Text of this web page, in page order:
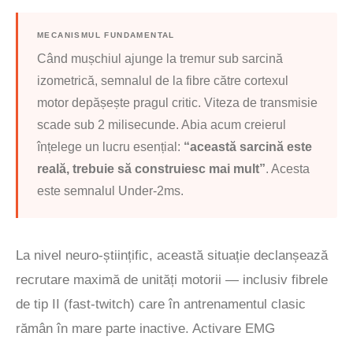
MECANISMUL FUNDAMENTAL
Când mușchiul ajunge la tremur sub sarcină
izometrică, semnalul de la fibre către cortexul
motor depășește pragul critic. Viteza de transmisie
scade sub 2 milisecunde. Abia acum creierul
înțelege un lucru esențial: “această sarcină este
reală, trebuie să construiesc mai mult”. Acesta
este semnalul Under-2ms.
La nivel neuro-științific, această situație declanșează
recrutare maximă de unități motorii — inclusiv fibrele
de tip II (fast-twitch) care în antrenamentul clasic
rămân în mare parte inactive. Activare EMG